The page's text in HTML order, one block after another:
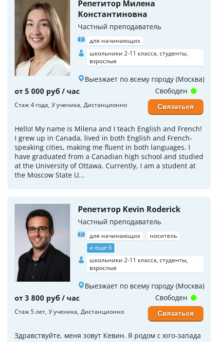
Репетитор Милена
Koнстантиновна
Частный преподаватель
для начинающих
школьники 2-11 класса, студенты,
взрослые
Выезжает по всему городу (Москва)
от 5 000 руб / час
Стаж 4 года У ученика Дистанционно
Hello! My name is Milena and I teach English and French!
I grew up in Canada, lived in both English and French-
speaking cities, making me fluent in both languages. I
have graduated from a Canadian high school and studied
at the University of Ottawa. Currently, I am a student at
the Moscow State U...
Свободен
Связаться
Репетитор Kevin Roderick
Частный преподаватель
для начинающих
носитель
и еще 6
школьники 2-11 класса, студенты,
взрослые
Выезжает по всему городу (Москва)
от 3 800 руб / час
Стаж 5 лет У ученика Дистанционно
Здравствуйте, меня зовут Кевин. Я родом с юго-запада
Свободен
Связаться